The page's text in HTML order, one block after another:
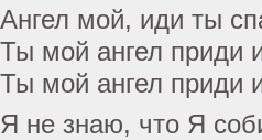
Ангел мой, иди ты
Ты мой ангел приди
Ты мой ангел приди
Я не знаю, что Я